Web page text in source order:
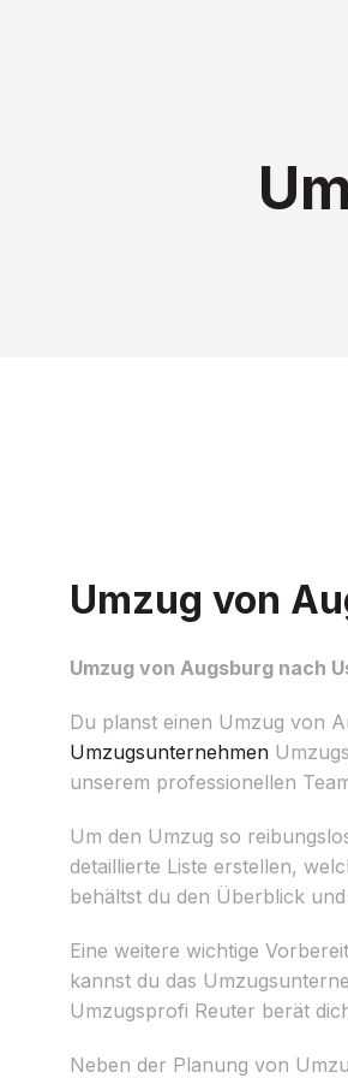
Umzug von
Umzug von Augsburg nach
Du planst einen Umzug von
Umzugsunternehmen
unserem professionellen
Um den Umzug so
detaillierte Liste erstellen,
behältst du den Überblick
Eine weitere wichtige
kannst du das
Umzugsprofi Reuter berät
Neben der Planung von